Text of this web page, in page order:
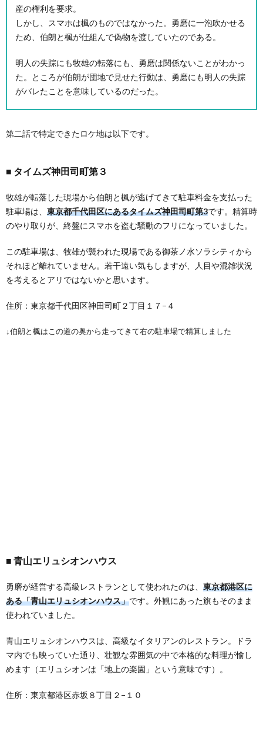
産の権利を要求。
しかし、スマホは楓のものではなかった。勇磨に一泡吹かせる
ため、伯朗と楓が仕組んで偽物を渡していたのである。
明人の失踪にも牧雄の転落にも、勇磨は関係ないことがわかっ
た。ところが伯朗が団地で見せた行動は、勇磨にも明人の失踪
がバレたことを意味しているのだった。
第二話で特定できたロケ地は以下です。
タイムズ神田司町第３
牧雄が転落した現場から伯朗と楓が逃げてきて駐車料金を支払った
駐車場は、 東京都千代田区にあるタイムズ神田司町第3です。精算時
のやり取りが、終盤にスマホを盗む騒動のフリになっていました。
この駐車場は、牧雄が襲われた現場である御茶ノ水ソラシティから
それほど離れていません。若干遠い気もしますが、人目や混雑状況
を考えるとアリではないかと思います。
住所：東京都千代田区神田司町２丁目１７−４
↓伯朗と楓はこの道の奥から走ってきて右の駐車場で精算しました
青山エリュシオンハウス
勇磨が経営する高級レストランとして使われたのは、 東京都港区に
ある「青山エリュシオンハウス」です。外観にあった旗もそのまま
使われていました。
青山エリュシオンハウスは、高級なイタリアンのレストラン。ドラ
マ内でも映っていた通り、壮観な雰囲気の中で本格的な料理が愉し
めます（エリュシオンは「地上の楽園」という意味です）。
住所：東京都港区赤坂８丁目２−１０